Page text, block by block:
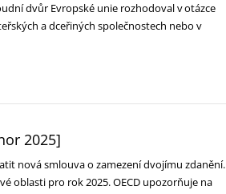
dvůr Evropské unie rozhodoval v otázce
a dceřiných společnostech nebo v
2025]
nová smlouva o zamezení dvojímu zdanění.
oblasti pro rok 2025‎. OECD upozorňuje na